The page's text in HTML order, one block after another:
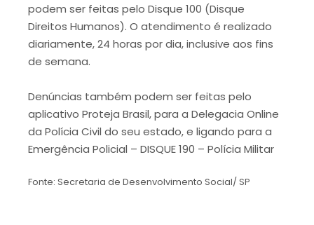
podem ser feitas pelo Disque 100 (Disque
Direitos Humanos). O atendimento é realizado
diariamente, 24 horas por dia, inclusive aos fins
de semana.
Denúncias também podem ser feitas pelo
aplicativo Proteja Brasil, para a Delegacia Online
da Polícia Civil do seu estado, e ligando para a
Emergência Policial – DISQUE 190 – Polícia Militar
Fonte: Secretaria de Desenvolvimento Social/ SP